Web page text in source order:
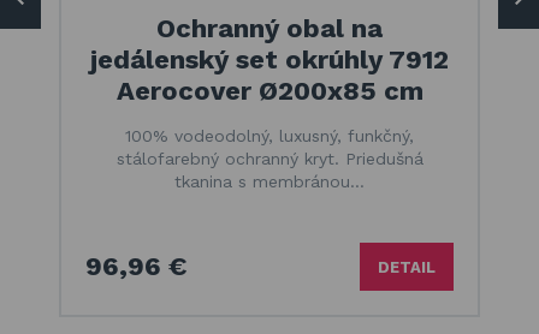
Ochranný obal na
jedálenský set okrúhly 7912
Aerocover Ø200x85 cm
100% vodeodolný, luxusný, funkčný,
stálofarebný ochranný kryt. Priedušná
tkanina s membránou…
96,96 € DETAIL